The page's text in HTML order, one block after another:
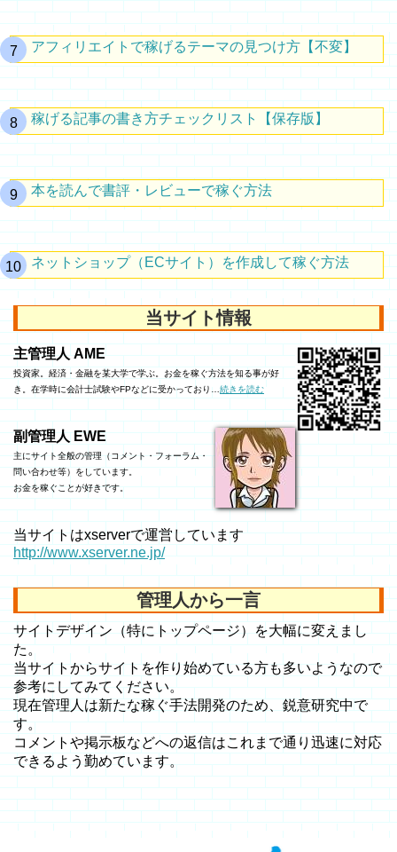
アフィリエイトで稼げるテーマの見つけ方【不変】
稼げる記事の書き方チェックリスト【保存版】
本を読んで書評・レビューで稼ぐ方法
ネットショップ（ECサイト）を作成して稼ぐ方法
当サイト情報
主管理人 AME
投資家。経済・金融を某大学で学ぶ。お金を稼ぐ方法を知る事が好
き。在学時に会計士試験やFPなどに受かっており…続きを読む
副管理人 EWE
主にサイト全般の管理（コメント・フォーラム・
問い合わせ等）をしています。
お金を稼ぐことが好きです。
当サイトはxserverで運営しています
http://www.xserver.ne.jp/
管理人から一言
サイトデザイン（特にトップページ）を大幅に変えまし
た。
当サイトからサイトを作り始めている方も多いようなので
参考にしてみてください。
現在管理人は新たな稼ぐ手法開発のため、鋭意研究中で
す。
コメントや掲示板などへの返信はこれまで通り迅速に対応
できるよう勤めています。